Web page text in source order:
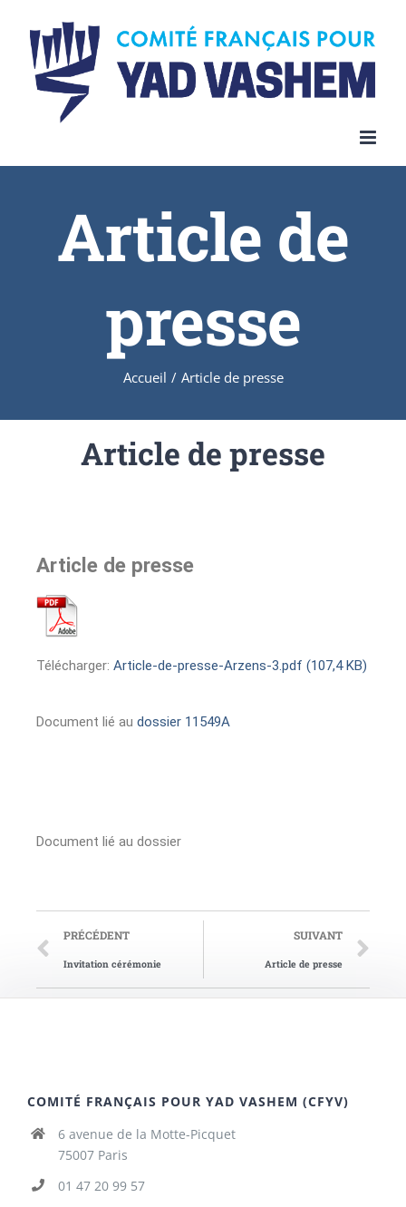
Article de
presse
Accueil / Article de presse
Article de presse
Article de presse
Télécharger: Article-de-presse-Arzens-3.pdf (107,4 KB)
Document lié au dossier 11549A
Document lié au dossier
PRÉCÉDENT
Invitation cérémonie
SUIVANT
Article de presse
COMITÉ FRANÇAIS POUR YAD VASHEM (CFYV)
6 avenue de la Motte-Picquet
75007 Paris
01 47 20 99 57